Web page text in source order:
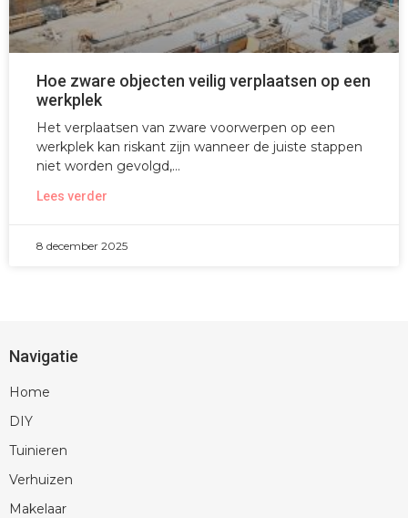
Hoe zware objecten veilig verplaatsen op een
werkplek
Het verplaatsen van zware voorwerpen op een
werkplek kan riskant zijn wanneer de juiste stappen
niet worden gevolgd,
Lees verder
8 december 2025
Navigatie
Home
DIY
Tuinieren
Verhuizen
Makelaar